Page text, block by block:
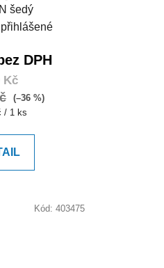
šedý
DPH
Kč
(–36 %)
/ 1 ks
Kód: 403475